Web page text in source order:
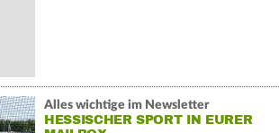
Alles wichtige im Newsletter
HESSISCHER SPORT IN EURER